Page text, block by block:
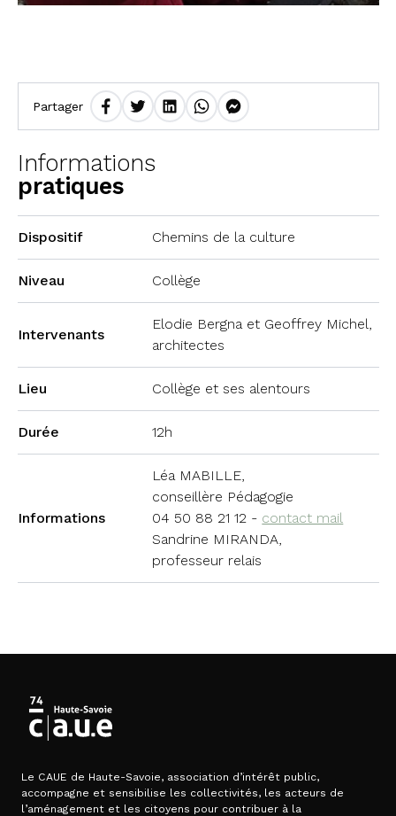
Partager
Informations
pratiques
Dispositif Chemins de la culture
Niveau Collège
Intervenants
Elodie Bergna et Geoffrey Michel,
architectes
Lieu Collège et ses alentours
Durée 12h
Informations
Léa MABILLE,
conseillère Pédagogie
04 50 88 21 12 - contact mail
Sandrine MIRANDA,
professeur relais
Le CAUE de Haute-Savoie, association d’intérêt public,
accompagne et sensibilise les collectivités, les acteurs de
l’aménagement et les citoyens pour contribuer à la